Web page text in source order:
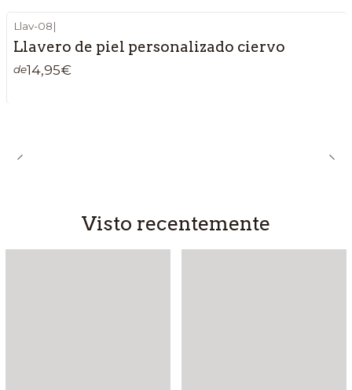
Llav-08|
Llavero de piel personalizado ciervo
de14,95€
Visto recentemente